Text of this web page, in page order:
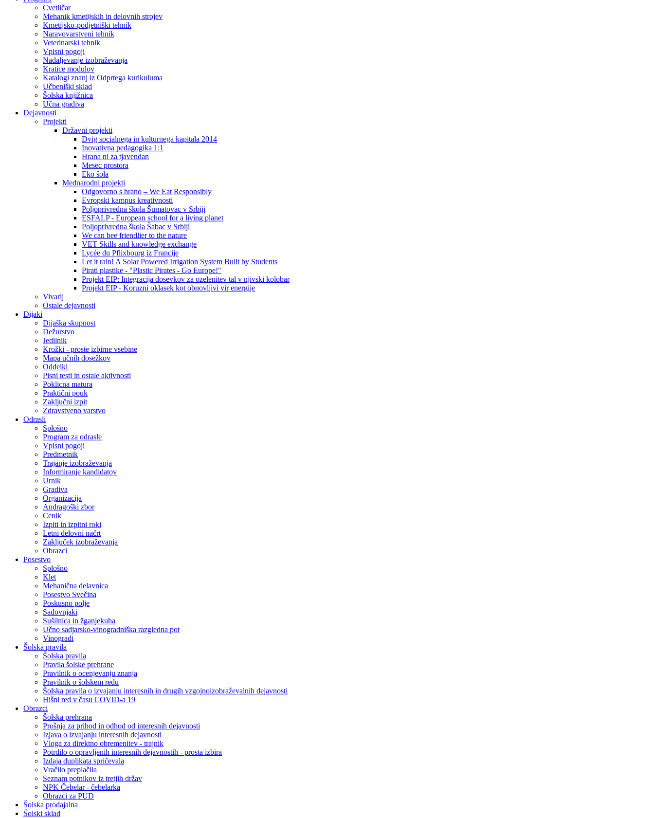
Cvetličar
Mehanik kmetijskih in delovnih strojev
Kmetijsko-podjetniški tehnik
Naravovarstveni tehnik
Veterinarski tehnik
Vpisni pogoji
Nadaljevanje izobraževanja
Kratice modulov
Katalogi znanj iz Odprtega kurikuluma
Učbeniški sklad
Šolska knjižnica
Učna gradiva
Dejavnosti
Projekti
Državni projekti
Dvig socialnega in kulturnega kapitala 2014
Inovativna pedagogika 1:1
Hrana ni za tjavendan
Mesec prostora
Eko šola
Mednarodni projekti
Odgovorno s hrano – We Eat Responsibly
Evropski kampus kreativnosti
Poljoprivredna škola Šumatovac v Srbiji
ESFALP - European school for a living planet
Poljoprivredna škola Šabac v Srbiji
We can bee friendlier to the nature
VET Skills and knowledge exchange
Lycée du Pflixbourg iz Francije
Let it rain! A Solar Powered Irrigation System Built by Students
Pirati plastike - "Plastic Pirates - Go Europe!"
Projekt EIP: Integracija dosevkov za ozelenitev tal v njivski kolobar
Projekt EIP - Koruzni oklasek kot obnovljivi vir energije
Vivarij
Ostale dejavnosti
Dijaki
Dijaška skupnost
Dežurstvo
Jedilnik
Krožki - proste izbirne vsebine
Mapa učnih dosežkov
Oddelki
Pisni testi in ostale aktivnosti
Poklicna matura
Praktični pouk
Zaključni izpit
Zdravstveno varstvo
Odrasli
Splošno
Program za odrasle
Vpisni pogoji
Predmetnik
Trajanje izobraževanja
Informiranje kandidatov
Urnik
Gradiva
Organizacija
Andragoški zbor
Cenik
Izpiti in izpitni roki
Letni delovni načrt
Zaključek izobraževanja
Obrazci
Posestvo
Splošno
Klet
Mehanična delavnica
Posestvo Svečina
Poskusno polje
Sadovnjaki
Sušilnica in žganjekuha
Učno sadjarsko-vinogradniška razgledna pot
Vinogradi
Šolska pravila
Šolska pravila
Pravila šolske prehrane
Pravilnik o ocenjevanju znanja
Pravilnik o šolskem redu
Šolska pravila o izvajanju interesnih in drugih vzgojnoizobraževalnih dejavnosti
Hišni red v času COVID-a 19
Obrazci
Šolska prehrana
Prošnja za prihod in odhod od interesnih dejavnosti
Izjava o izvajanju interesnih dejavnosti
Vloga za direktno obremenitev - trajnik
Potrdilo o opravljenih interesnih dejavnostih - prosta izbira
Izdaja duplikata spričevala
Vračilo preplačila
Seznam potnikov iz tretjih držav
NPK Čebelar - čebelarka
Obrazci za PUD
Šolska prodajalna
Šolski sklad